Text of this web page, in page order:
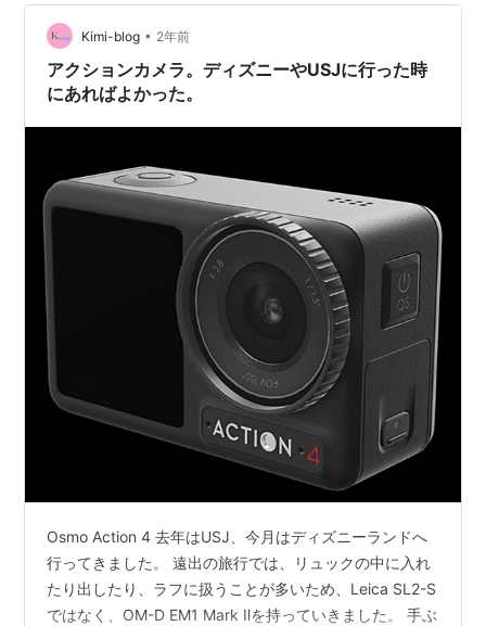
いるのですが、雨の日には使えない・ジンバル部は故障
しやすいので雑に扱えない等の欠点があります。 ▼DJI
Pocket2の故障と修理に関する過去記事 ai…
Kimi-blog • 2年前
アクションカメラ。ディズニーやUSJに行った時
にあればよかった。
Osmo Action 4 去年はUSJ、今月はディズニーランドへ
行ってきました。 遠出の旅行では、リュックの中に入れ
たり出したり、ラフに扱うことが多いため、Leica SL2-S
ではなく、OM-D EM1 Mark Ⅱを持っていきました。 手ぶ